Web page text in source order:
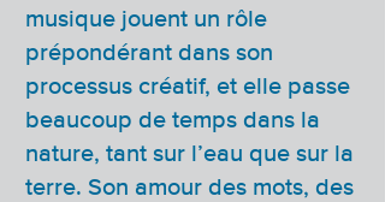
musique jouent un rôle
prépondérant dans son
processus créatif, et elle passe
beaucoup de temps dans la
nature, tant sur l’eau que sur la
terre. Son amour des mots, des